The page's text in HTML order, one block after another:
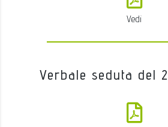
Vedi
Verbale seduta del